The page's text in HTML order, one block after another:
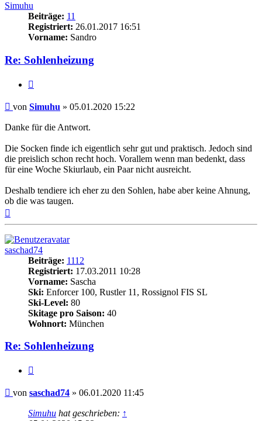
Simuhu
Beiträge: 11
Registriert: 26.01.2017 16:51
Vorname: Sandro
Re: Sohlenheizung
Beitrag
von Simuhu » 05.01.2020 15:22
Danke für die Antwort.
Die Socken finde ich eigentlich sehr gut und praktisch. Jedoch sind
die preislich schon recht hoch. Vorallem wenn man bedenkt, dass
für eine Woche Skiurlaub, ein Paar nicht ausreicht.
Deshalb tendiere ich eher zu den Sohlen, habe aber keine Ahnung,
ob die was taugen.
saschad74
Beiträge: 1112
Registriert: 17.03.2011 10:28
Vorname: Sascha
Ski: Enforcer 100, Rustler 11, Rossignol FIS SL
Ski-Level: 80
Skitage pro Saison: 40
Wohnort: München
Re: Sohlenheizung
Beitrag
von saschad74 » 06.01.2020 11:45
Simuhu hat geschrieben: ↑